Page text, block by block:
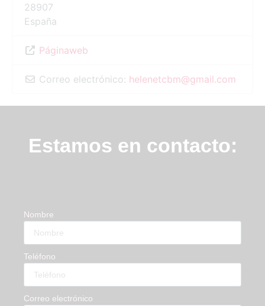
28907
España
Páginaweb
Correo electrónico: helenetcbm@gmail.com
Estamos en contacto:
Nombre
Teléfono
Correo electrónico